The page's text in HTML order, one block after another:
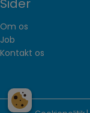
Sider
Om os
Job
Kontakt os